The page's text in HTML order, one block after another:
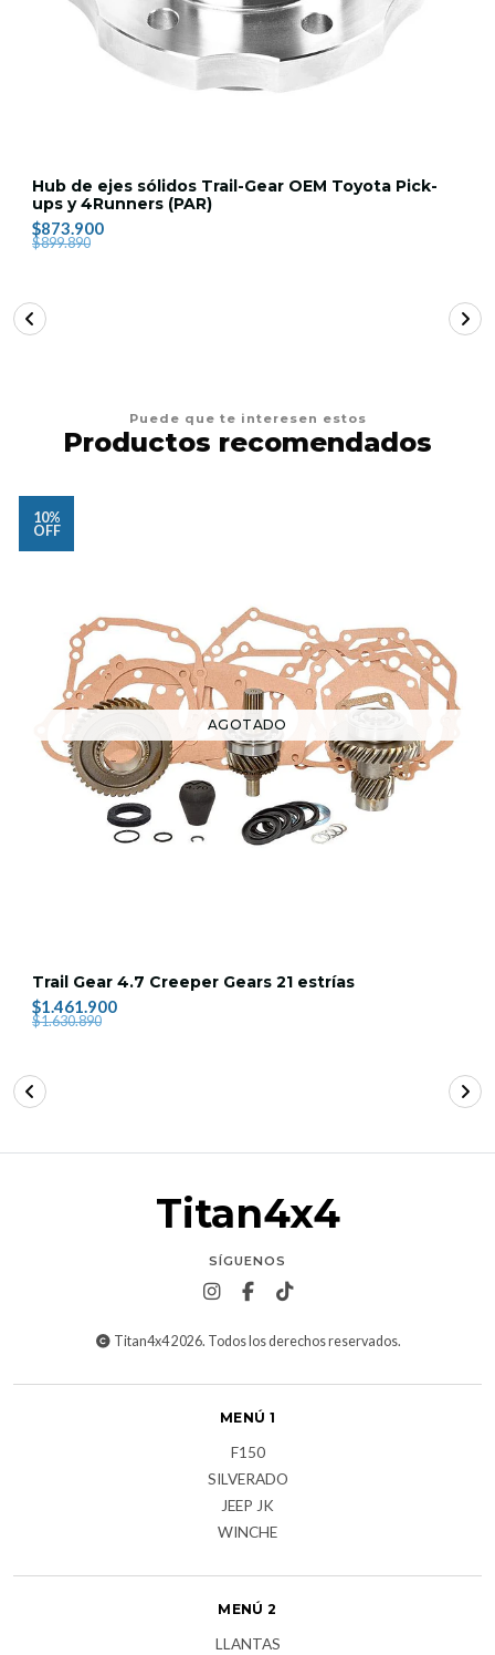
Hub de ejes sólidos Trail-Gear OEM Toyota Pick-
ups y 4Runners (PAR)
$873.900
$899.890
Puede que te interesen estos
Productos recomendados
10%
OFF
AGOTADO
Trail Gear 4.7 Creeper Gears 21 estrías
$1.461.900
$1.630.890
Titan4x4
SÍGUENOS
Titan4x4 2026. Todos los derechos reservados.
MENÚ 1
F150
SILVERADO
JEEP JK
WINCHE
MENÚ 2
LLANTAS